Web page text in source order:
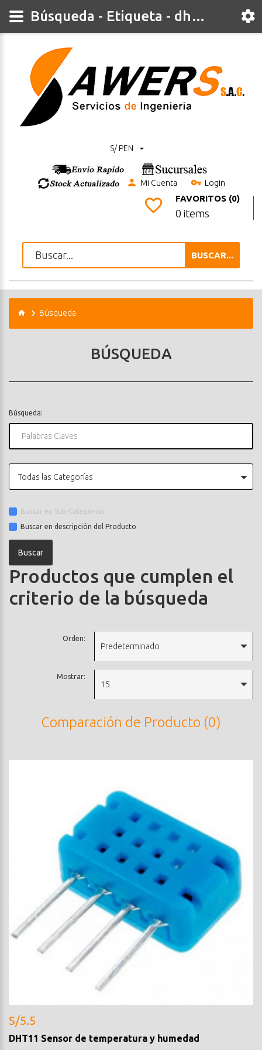
S/ PEN
Mi Cuenta Login
FAVORITOS (0)
0 items
BUSCAR...
Búsqueda
BÚSQUEDA
Búsqueda:
Todas las Categorías
Buscar en Sub-Categorías
Buscar en descripción del Producto
Productos que cumplen el
criterio de la búsqueda
Orden:
Predeterminado
Mostrar:
15
Comparación de Producto (0)
S/5.5
DHT11 Sensor de temperatura y humedad
Búsqueda - Etiqueta - dht11